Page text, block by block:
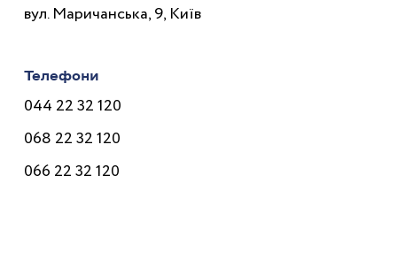
вул. Маричанська, 9, Київ
Телефони
044 22 32 120
068 22 32 120
066 22 32 120